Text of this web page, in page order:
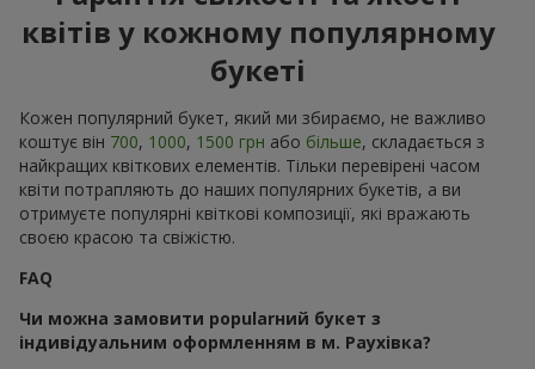
квітів у кожному популярному
букеті
Кожен популярний букет, який ми збираємо, не важливо
коштує він 700, 1000, 1500 грн або більше, складається з
найкращих квіткових елементів. Тільки перевірені часом
квіти потрапляють до наших популярних букетів, а ви
отримуєте популярні квіткові композиції, які вражають
своєю красою та свіжістю.
FAQ
Чи можна замовити popularний букет з
індивідуальним оформленням в м. Раухівка?